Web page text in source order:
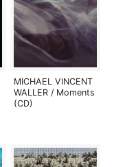
MICHAEL VINCENT
WALLER / Moments
(CD)